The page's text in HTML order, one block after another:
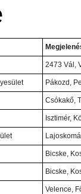
2473 Vál,
Pákozd,
Csókakő,
Isztimér,
Bicske,
Bicske,
Velence,